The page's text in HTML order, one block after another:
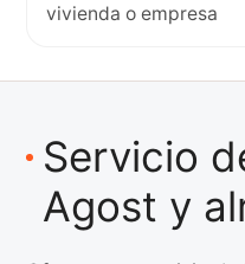
vivienda o empresa
Servicio
Agost y